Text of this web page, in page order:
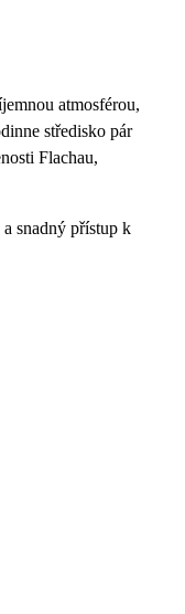
atmosférou,
středisko pár
Flachau,
snadný přístup k